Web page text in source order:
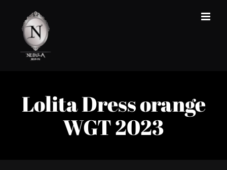
springen
Lolita Dress orange
WGT 2023